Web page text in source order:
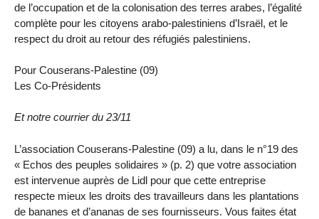
de l’occupation et de la colonisation des terres arabes, l’égalité
complète pour les citoyens arabo-palestiniens d’Israël, et le
respect du droit au retour des réfugiés palestiniens.
Pour Couserans-Palestine (09)
Les Co-Présidents
Et notre courrier du 23/11
L’association Couserans-Palestine (09) a lu, dans le n°19 des
« Echos des peuples solidaires » (p. 2) que votre association
est intervenue auprès de Lidl pour que cette entreprise
respecte mieux les droits des travailleurs dans les plantations
de bananes et d’ananas de ses fournisseurs. Vous faites état